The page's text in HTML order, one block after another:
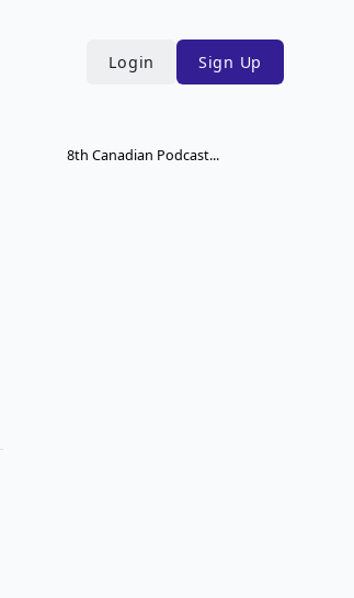
Login Sign Up
8th Canadian Podcast...